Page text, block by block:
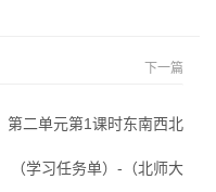
下一篇
第二单元第1课时东南西北
（学习任务单）-（北师大